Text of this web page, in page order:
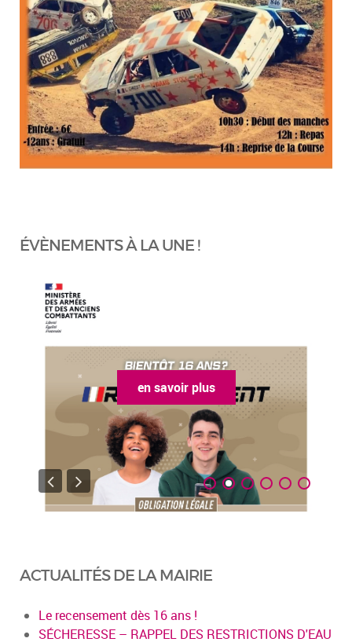
ÉVÈNEMENTS À LA UNE !
en savoir plus
ACTUALITÉS DE LA MAIRIE
Le recensement dès 16 ans !
SÉCHERESSE – RAPPEL DES RESTRICTIONS D'EAU